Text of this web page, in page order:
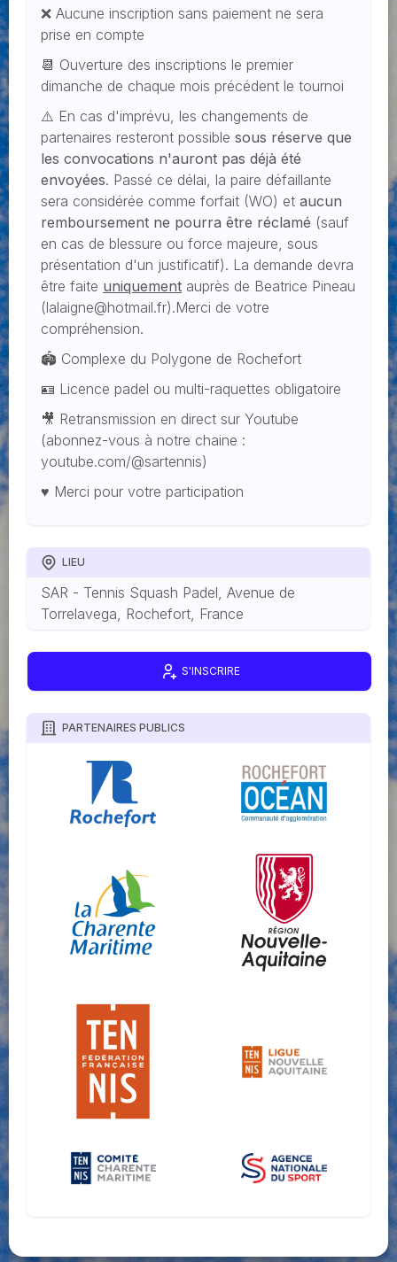
❌ Aucune inscription sans paiement ne sera
prise en compte
📆 Ouverture des inscriptions le premier
dimanche de chaque mois précédent le tournoi
⚠️ En cas d'imprévu, les changements de
partenaires resteront possible sous réserve que
les convocations n'auront pas déjà été
envoyées. Passé ce délai, la paire défaillante
sera considérée comme forfait (WO) et aucun
remboursement ne pourra être réclamé (sauf
en cas de blessure ou force majeure, sous
présentation d'un justificatif). La demande devra
être faite uniquement auprès de Beatrice Pineau
(lalaigne@hotmail.fr).Merci de votre
compréhension.
🏟️ Complexe du Polygone de Rochefort
🪪 Licence padel ou multi-raquettes obligatoire
🎥 Retransmission en direct sur Youtube
(abonnez-vous à notre chaine :
youtube.com/@sartennis)
♥️ Merci pour votre participation
LIEU
SAR - Tennis Squash Padel, Avenue de
Torrelavega, Rochefort, France
S'INSCRIRE
PARTENAIRES PUBLICS